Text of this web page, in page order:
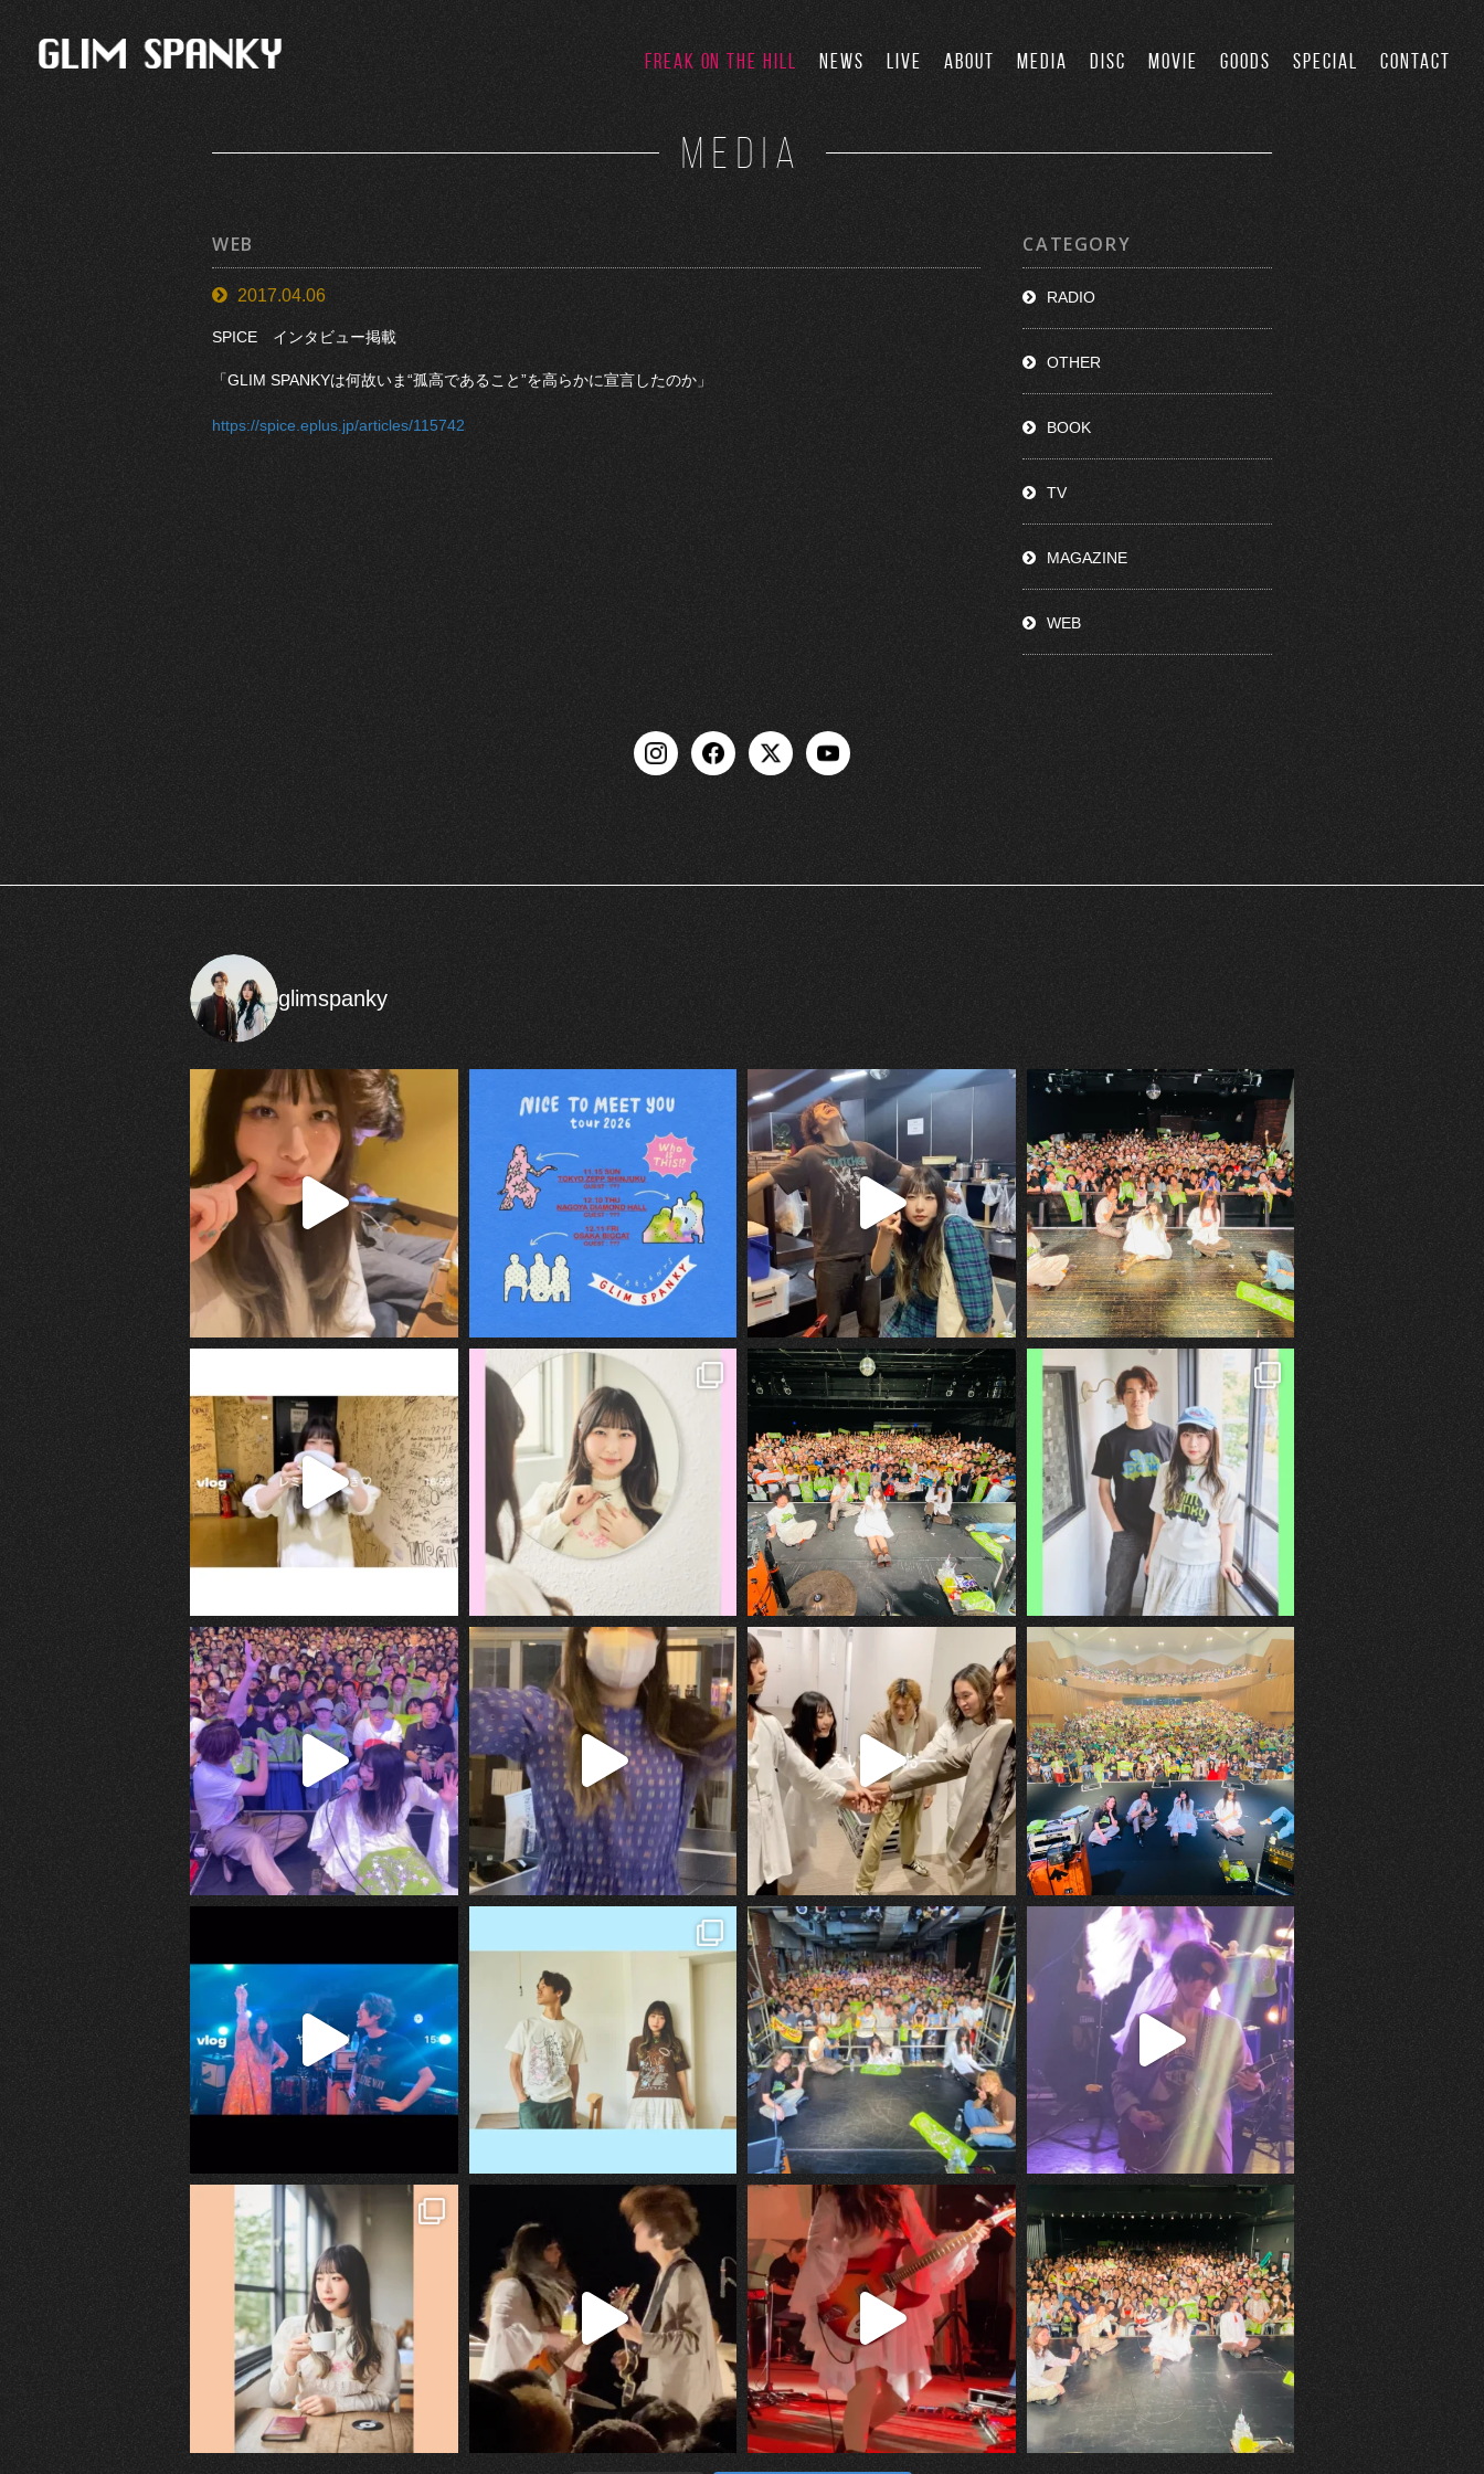
FREAK ON THE HILL NEWS LIVE ABOUT MEDIA DISC MOVIE GOODS SPECIAL CONTACT
MEDIA
WEB
2017.04.06
SPICE インタビュー掲載
「GLIM SPANKYは何故いま“孤高であること”を高らかに宣言したのか」
https://spice.eplus.jp/articles/115742
CATEGORY
RADIO
OTHER
BOOK
TV
MAGAZINE
WEB
glimspanky